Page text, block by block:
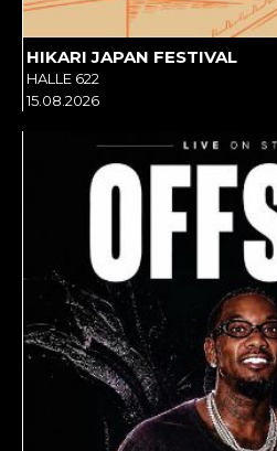
HIKARI JAPAN FESTIVAL
HALLE 622
15.08.2026